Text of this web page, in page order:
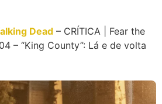
Dead – CRÍTICA | Fear the
– “King County”: Lá e de volta